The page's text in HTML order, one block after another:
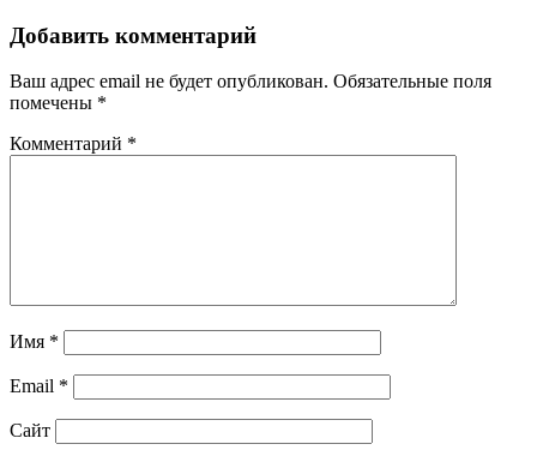
Добавить комментарий
Ваш адрес email не будет опубликован. Обязательные поля
помечены *
Комментарий *
Имя *
Email *
Сайт